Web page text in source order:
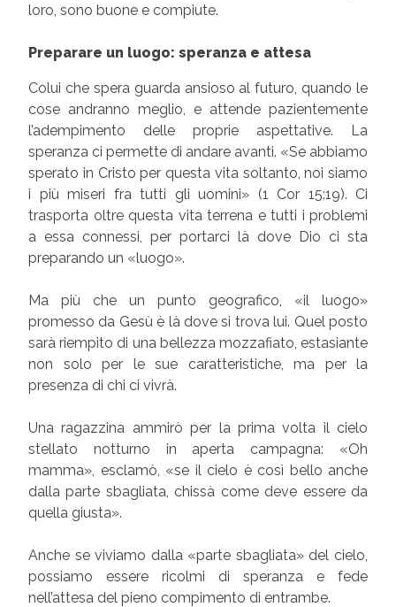
loro, sono buone e compiute.
Preparare un luogo: speranza e attesa
Colui che spera guarda ansioso al futuro, quando le
cose andranno meglio, e attende pazientemente
l’adempimento delle proprie aspettative. La
speranza ci permette di andare avanti. «Se abbiamo
sperato in Cristo per questa vita soltanto, noi siamo
i più miseri fra tutti gli uomini» (1 Cor 15:19). Ci
trasporta oltre questa vita terrena e tutti i problemi
a essa connessi, per portarci là dove Dio ci sta
preparando un «luogo».
Ma più che un punto geografico, «il luogo»
promesso da Gesù è là dove si trova lui. Quel posto
sarà riempito di una bellezza mozzafiato, estasiante
non solo per le sue caratteristiche, ma per la
presenza di chi ci vivrà.
Una ragazzina ammirò per la prima volta il cielo
stellato notturno in aperta campagna: «Oh
mamma», esclamò, «se il cielo è così bello anche
dalla parte sbagliata, chissà come deve essere da
quella giusta».
Anche se viviamo dalla «parte sbagliata» del cielo,
possiamo essere ricolmi di speranza e fede
nell’attesa del pieno compimento di entrambe.